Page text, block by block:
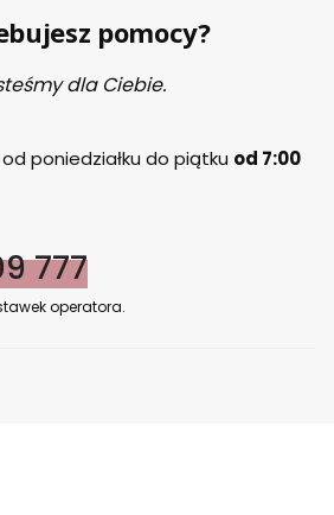
pomocy?
dla Ciebie.
poniedziałku do piątku od 7:00
777
operatora.